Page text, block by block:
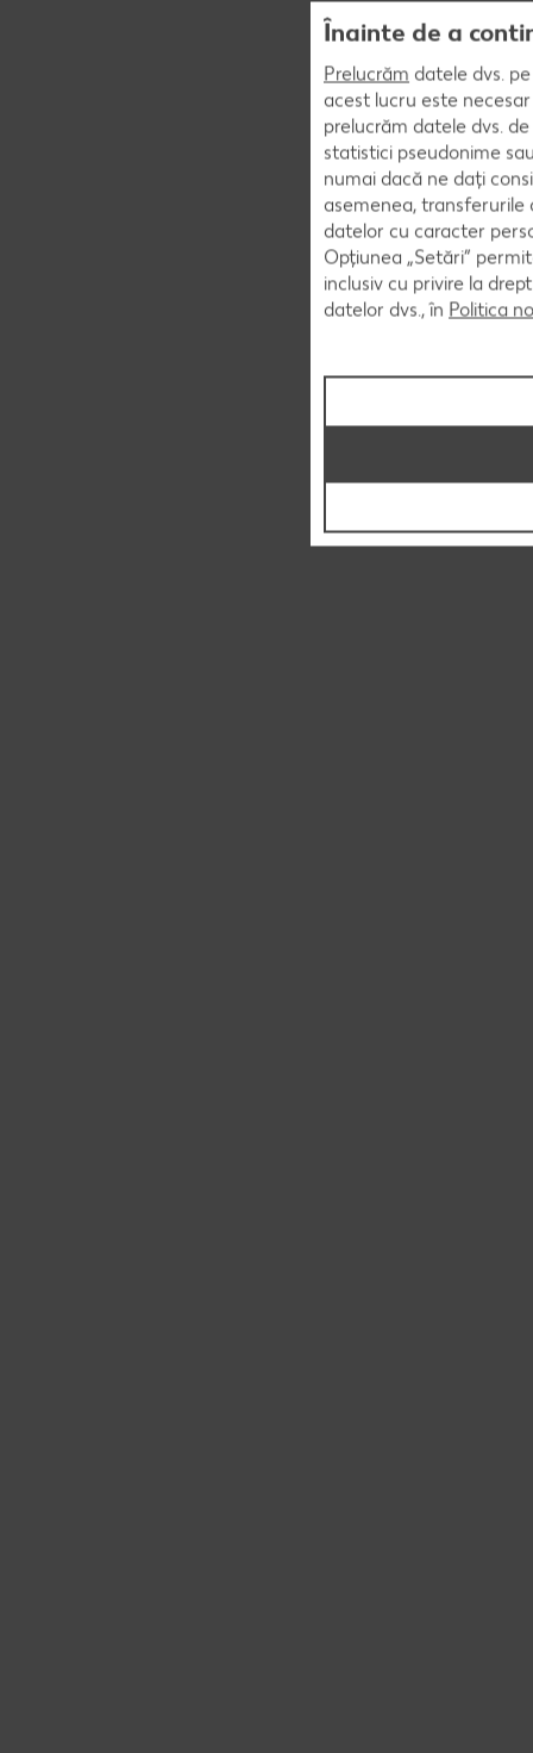
Înainte de a
Prelucrăm datele dvs.
acest lucru este
prelucrăm datele dvs.
statistici pseudonime
numai dacă ne dați
asemenea,
datelor cu caracter
Opțiunea „Setări”
inclusiv cu privire la
datelor dvs., în Politica